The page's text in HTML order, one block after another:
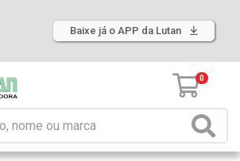
Baixe já o APP da Lutan
0